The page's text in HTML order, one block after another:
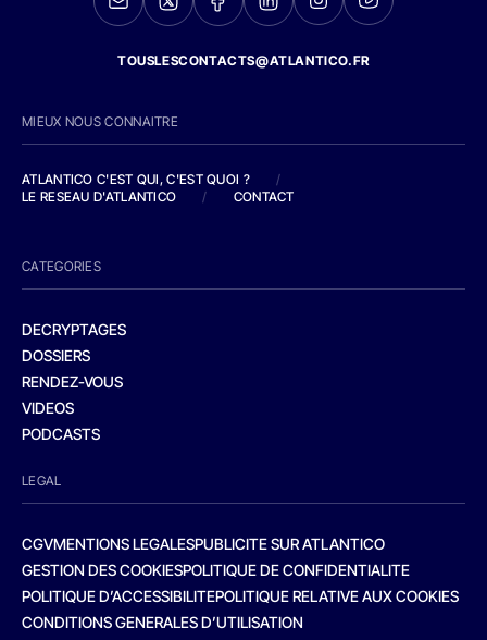
TOUSLESCONTACTS@ATLANTICO.FR
MIEUX NOUS CONNAITRE
ATLANTICO C'EST QUI, C'EST QUOI ?
/
LE RESEAU D'ATLANTICO
/ CONTACT
CATEGORIES
DECRYPTAGES
DOSSIERS
RENDEZ-VOUS
VIDEOS
PODCASTS
LEGAL
CGVMENTIONS LEGALESPUBLICITE SUR ATLANTICO
GESTION DES COOKIESPOLITIQUE DE CONFIDENTIALITE
POLITIQUE D’ACCESSIBILITEPOLITIQUE RELATIVE AUX COOKIES
CONDITIONS GENERALES D’UTILISATION